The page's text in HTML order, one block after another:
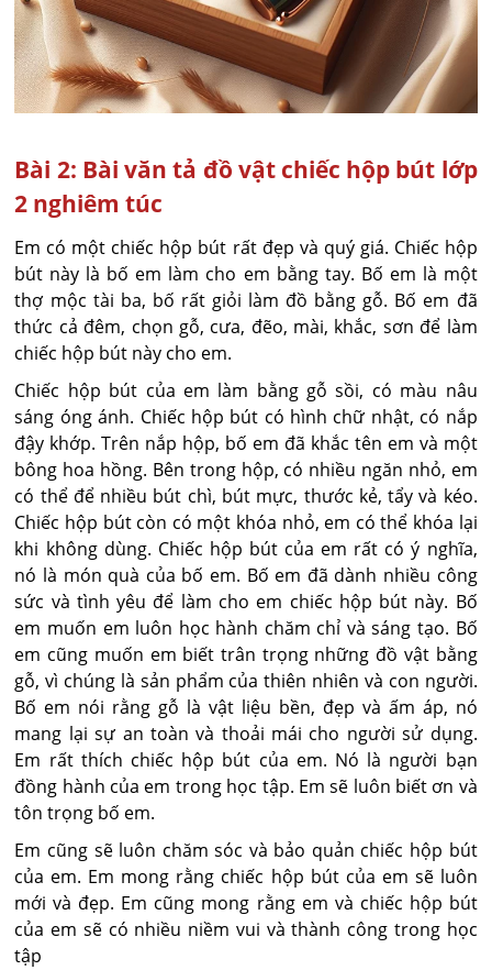
Bài 2: Bài văn tả đồ vật chiếc hộp bút lớp
2 nghiêm túc
Em có một chiếc hộp bút rất đẹp và quý giá. Chiếc hộp
bút này là bố em làm cho em bằng tay. Bố em là một
thợ mộc tài ba, bố rất giỏi làm đồ bằng gỗ. Bố em đã
thức cả đêm, chọn gỗ, cưa, đẽo, mài, khắc, sơn để làm
chiếc hộp bút này cho em.
Chiếc hộp bút của em làm bằng gỗ sồi, có màu nâu
sáng óng ánh. Chiếc hộp bút có hình chữ nhật, có nắp
đậy khớp. Trên nắp hộp, bố em đã khắc tên em và một
bông hoa hồng. Bên trong hộp, có nhiều ngăn nhỏ, em
có thể để nhiều bút chì, bút mực, thước kẻ, tẩy và kéo.
Chiếc hộp bút còn có một khóa nhỏ, em có thể khóa lại
khi không dùng. Chiếc hộp bút của em rất có ý nghĩa,
nó là món quà của bố em. Bố em đã dành nhiều công
sức và tình yêu để làm cho em chiếc hộp bút này. Bố
em muốn em luôn học hành chăm chỉ và sáng tạo. Bố
em cũng muốn em biết trân trọng những đồ vật bằng
gỗ, vì chúng là sản phẩm của thiên nhiên và con người.
Bố em nói rằng gỗ là vật liệu bền, đẹp và ấm áp, nó
mang lại sự an toàn và thoải mái cho người sử dụng.
Em rất thích chiếc hộp bút của em. Nó là người bạn
đồng hành của em trong học tập. Em sẽ luôn biết ơn và
tôn trọng bố em.
Em cũng sẽ luôn chăm sóc và bảo quản chiếc hộp bút
của em. Em mong rằng chiếc hộp bút của em sẽ luôn
mới và đẹp. Em cũng mong rằng em và chiếc hộp bút
của em sẽ có nhiều niềm vui và thành công trong học
tập